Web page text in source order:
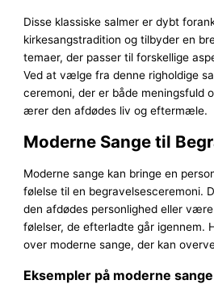
Disse klassiske salmer er dybt
kirkesangstradition og tilbyder en
temaer, der passer til forskellige
Ved at vælge fra denne righoldige
ceremoni, der er både meningsfuld
ærer den afdødes liv og eftermæle.
Moderne Sange til
Moderne sange kan bringe en
følelse til en begravelsesceremoni.
den afdødes personlighed eller
følelser, de efterladte går igennem.
over moderne sange, der kan
Eksempler på moderne sange